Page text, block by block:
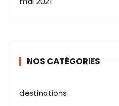
NOS CATÉGORIES
destinations